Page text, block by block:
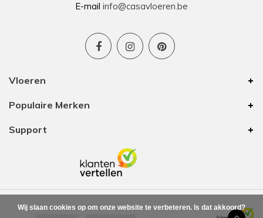
E-mail info@casavloeren.be
Vloeren
Populaire Merken
Support
Wij slaan cookies op om onze website te verbeteren. Is dat akkoord?